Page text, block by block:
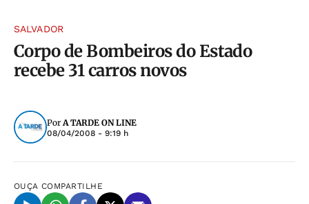
SALVADOR
Corpo de Bombeiros do Estado
recebe 31 carros novos
PorA TARDE ON LINE
08/04/2008 - 9:19 h
OUÇA COMPARTILHE